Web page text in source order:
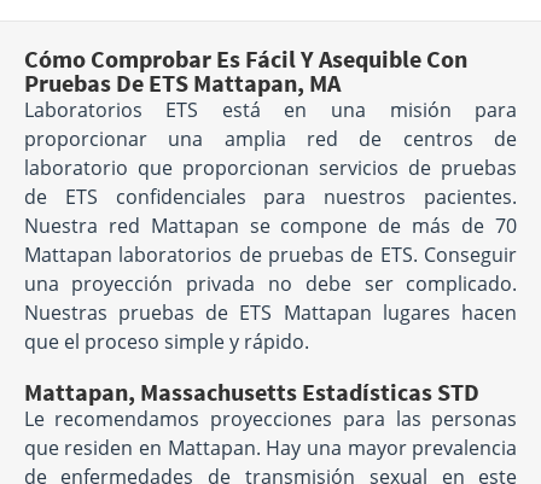
Cómo Comprobar Es Fácil Y Asequible Con
Pruebas De ETS Mattapan, MA
Laboratorios ETS está en una misión para
proporcionar una amplia red de centros de
laboratorio que proporcionan servicios de pruebas
de ETS confidenciales para nuestros pacientes.
Nuestra red Mattapan se compone de más de 70
Mattapan laboratorios de pruebas de ETS. Conseguir
una proyección privada no debe ser complicado.
Nuestras pruebas de ETS Mattapan lugares hacen
que el proceso simple y rápido.
Mattapan, Massachusetts Estadísticas STD
Le recomendamos proyecciones para las personas
que residen en Mattapan. Hay una mayor prevalencia
de enfermedades de transmisión sexual en este